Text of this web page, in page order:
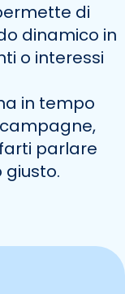
di
dinamico in
o interessi
in tempo
parlare